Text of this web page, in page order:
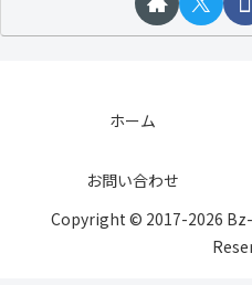
ホーム
お問い合わせ
Copyright © 2017-2026